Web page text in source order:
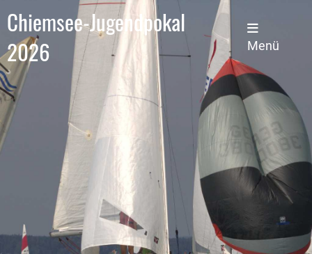
Chiemsee-Jugendpokal
2026
Menü